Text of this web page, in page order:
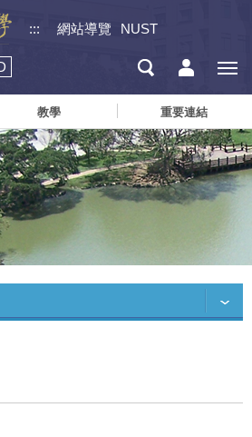
::: 網站導覽 NUST
教學 重要連結